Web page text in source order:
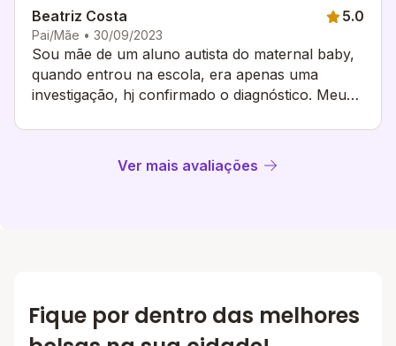
Beatriz Costa
Pai/Mãe • 30/09/2023
5.0
Sou mãe de um aluno autista do maternal baby,
quando entrou na escola, era apenas uma
investigação, hj confirmado o diagnóstico. Meu
atividades. Todas as vezes que precisei falar com
o corpo docente , não tive nenhum bloqueio.
Diretor super atencioso. Neuropsicopedagoga a
câmeras em tempo real enquanto nossos baby
estão em sala.
Ver mais avaliações
Fique por dentro das melhores